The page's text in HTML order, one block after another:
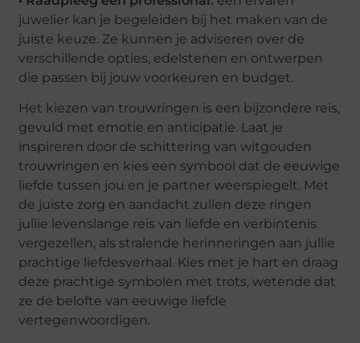
juwelier kan je begeleiden bij het maken van de
juiste keuze. Ze kunnen je adviseren over de
verschillende opties, edelstenen en ontwerpen
die passen bij jouw voorkeuren en budget.
Het kiezen van trouwringen is een bijzondere reis,
gevuld met emotie en anticipatie. Laat je
inspireren door de schittering van witgouden
trouwringen en kies een symbool dat de eeuwige
liefde tussen jou en je partner weerspiegelt. Met
de juiste zorg en aandacht zullen deze ringen
jullie levenslange reis van liefde en verbintenis
vergezellen, als stralende herinneringen aan jullie
prachtige liefdesverhaal. Kies met je hart en draag
deze prachtige symbolen met trots, wetende dat
ze de belofte van eeuwige liefde
vertegenwoordigen.